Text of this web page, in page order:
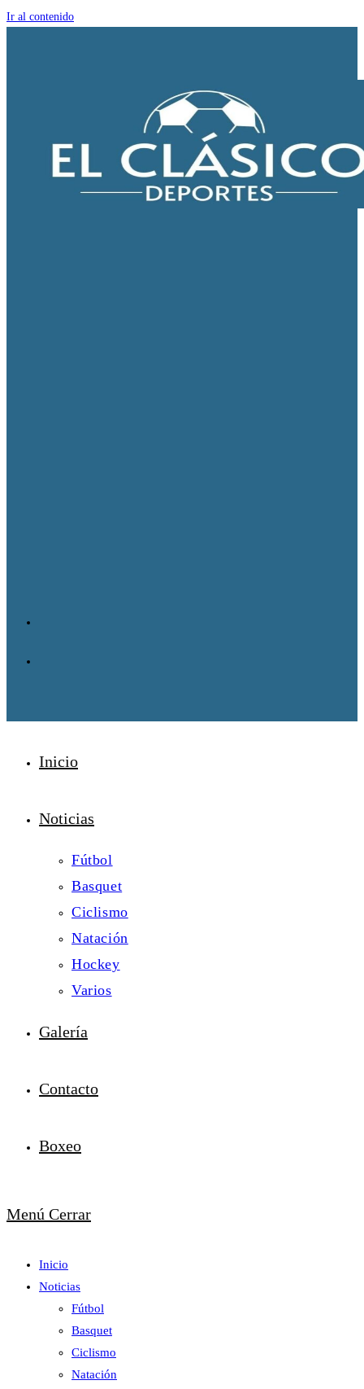
Ir al contenido
Inicio
Noticias
Fútbol
Basquet
Ciclismo
Natación
Hockey
Varios
Galería
Contacto
Boxeo
Menú Cerrar
Inicio
Noticias
Fútbol
Basquet
Ciclismo
Natación